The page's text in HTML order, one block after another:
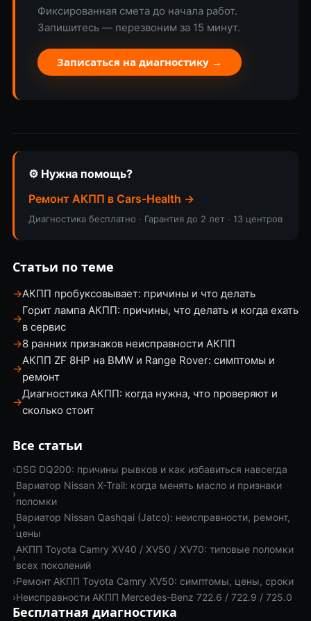
Фиксированная смета до начала работ.
Запишитесь — перезвоним за 15 минут.
Записаться на диагностику →
⚙️ Нужна помощь?
Ремонт АКПП в Cars-Health →
Диагностика бесплатно · Гарантия до 2 лет · 13 центров
Статьи по теме
→АКПП пробуксовывает: причины и что делать
→
Горит лампа АКПП: причины, что делать и когда ехать
в сервис
→8 ранних признаков неисправности АКПП
→
АКПП ZF 8HP на BMW и Range Rover: симптомы и
ремонт
→
Диагностика АКПП: когда нужна, что проверяют и
сколько стоит
Все статьи
›DSG DQ200: причины рывков и как избавиться навсегда
›
Вариатор Nissan X-Trail: когда менять масло и признаки
поломки
›
Вариатор Nissan Qashqai (Jatco): неисправности, ремонт,
цены
›
АКПП Toyota Camry XV40 / XV50 / XV70: типовые поломки
всех поколений
›Ремонт АКПП Toyota Camry XV50: симптомы, цены, сроки
›Неисправности АКПП Mercedes-Benz 722.6 / 722.9 / 725.0
Бесплатная диагностика